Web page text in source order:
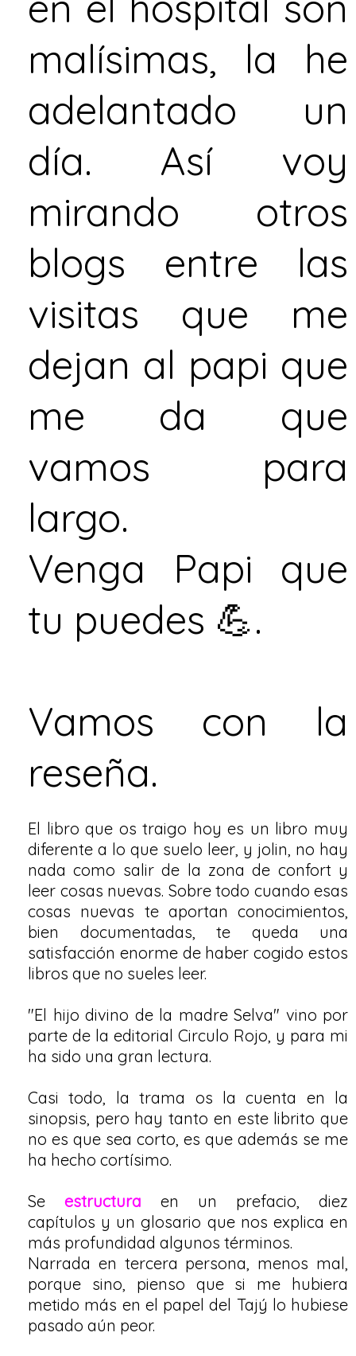
malísimas, la he
adelantado un
día. Así voy
mirando otros
blogs entre las
visitas que me
dejan al papi que
me da que
vamos para
largo.
Venga Papi que
tu puedes 💪.
Vamos con la
reseña.
El libro que os traigo hoy es un libro muy
diferente a lo que suelo leer, y jolin, no hay
nada como salir de la zona de confort y
leer cosas nuevas. Sobre todo cuando esas
cosas nuevas te aportan conocimientos,
bien documentadas, te queda una
satisfacción enorme de haber cogido estos
libros que no sueles leer.
"El hijo divino de la madre Selva" vino por
parte de la editorial Circulo Rojo, y para mi
ha sido una gran lectura.
Casi todo, la trama os la cuenta en la
sinopsis, pero hay tanto en este librito que
no es que sea corto, es que además se me
ha hecho cortísimo.
Se estructura en un prefacio, diez
capítulos y un glosario que nos explica en
más profundidad algunos términos.
Narrada en tercera persona, menos mal,
porque sino, pienso que si me hubiera
metido más en el papel del Tajý lo hubiese
pasado aún peor.